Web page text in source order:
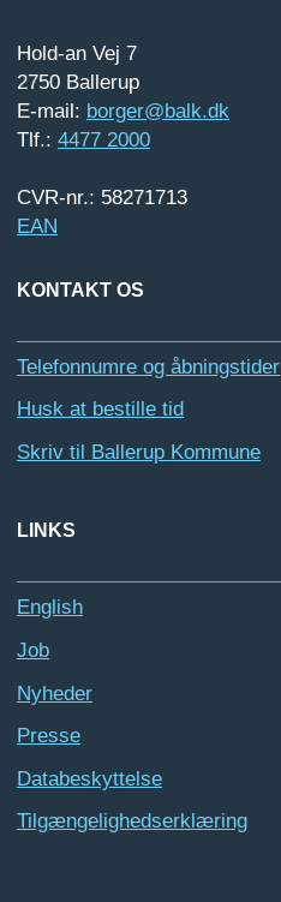
Hold-an Vej 7
2750 Ballerup
E-mail: borger@balk.dk
Tlf.: 4477 2000
CVR-nr.: 58271713
EAN
KONTAKT OS
Telefonnumre og åbningstider
Husk at bestille tid
Skriv til Ballerup Kommune
LINKS
English
Job
Nyheder
Presse
Databeskyttelse
Tilgængelighedserklæring